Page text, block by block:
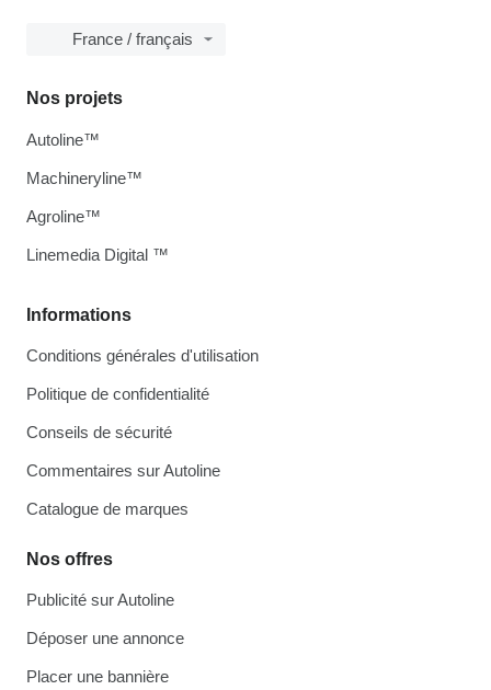
France / français
Informations
Conditions générales d'utilisation
Politique de confidentialité
Conseils de sécurité
Commentaires sur Autoline
Catalogue de marques
Nos offres
Publicité sur Autoline
Déposer une annonce
Placer une bannière
Nos projets
Autoline™
Machineryline™
Agroline™
Linemedia Digital ™